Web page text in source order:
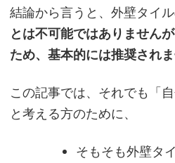
結論から言うと、外壁タイ
とは不可能ではありません
ため、基本的には推奨されま
この記事では、それでも「
と考える方のために、
そもそも外壁タ